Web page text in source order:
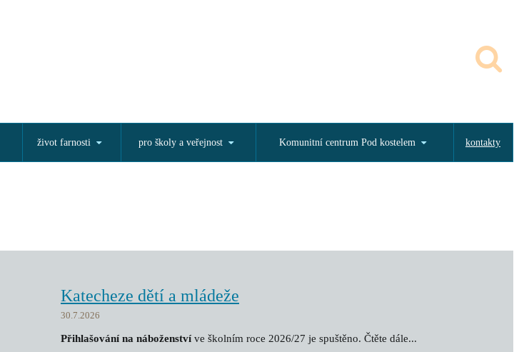
život farnosti pro školy a veřejnost Komunitní centrum Pod kostelem kontakty
Katecheze dětí a mládeže
30.7.2026
Přihlašování na náboženstvíve školním roce 2026/27 je spuštěno. Čtěte dále...